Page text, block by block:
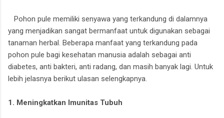
Pohon pule memiliki senyawa yang terkandung di dalamnya
yang menjadikan sangat bermanfaat untuk digunakan sebagai
tanaman herbal. Beberapa manfaat yang terkandung pada
pohon pule bagi kesehatan manusia adalah sebagai anti
diabetes, anti bakteri, anti radang, dan masih banyak lagi. Untuk
lebih jelasnya berikut ulasan selengkapnya.
1. Meningkatkan Imunitas Tubuh